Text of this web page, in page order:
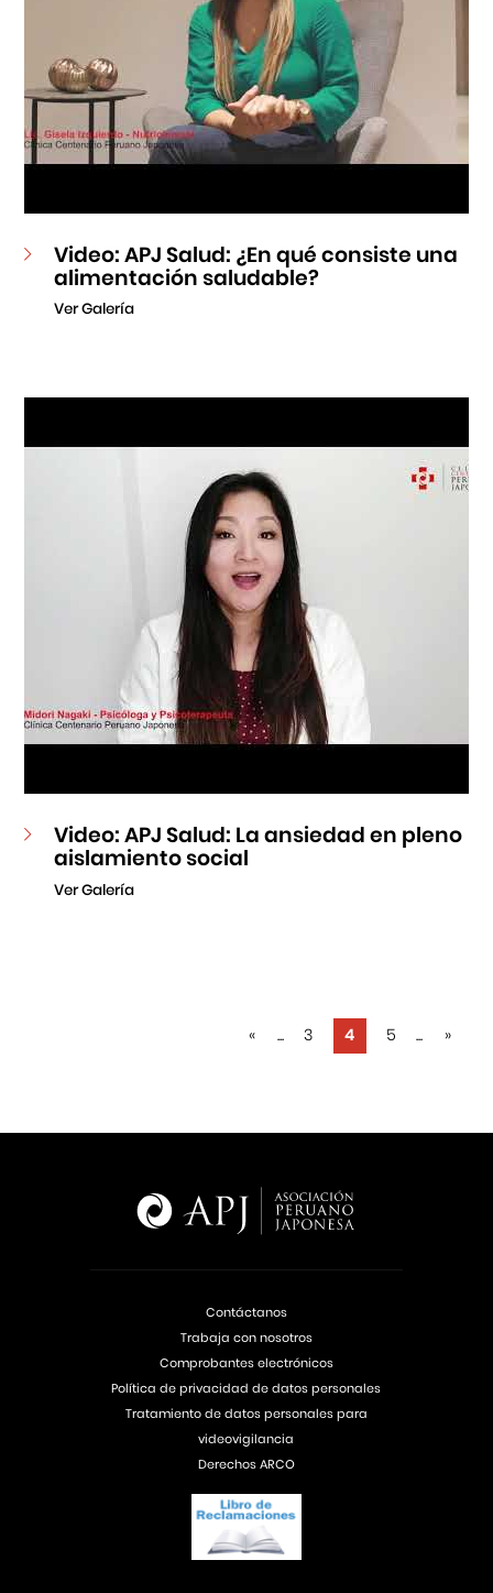
Video: APJ Salud: ¿En qué consiste una
alimentación saludable?
Ver Galería
Video: APJ Salud: La ansiedad en pleno
aislamiento social
Ver Galería
« ... 3 4 5 ... »
Contáctanos
Trabaja con nosotros
Comprobantes electrónicos
Política de privacidad de datos personales
Tratamiento de datos personales para
videovigilancia
Derechos ARCO